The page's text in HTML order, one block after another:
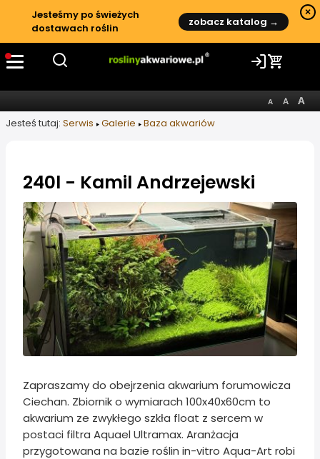
Jesteśmy po świeżych
dostawach roślin
zobacz katalog →
×
Jesteś tutaj: Serwis Galerie Baza akwariów
240l - Kamil Andrzejewski
Zapraszamy do obejrzenia akwarium forumowicza
Ciechan. Zbiornik o wymiarach 100x40x60cm to
akwarium ze zwykłego szkła float z sercem w
postaci filtra Aquael Ultramax. Aranżacja
przygotowana na bazie roślin in-vitro Aqua-Art robi